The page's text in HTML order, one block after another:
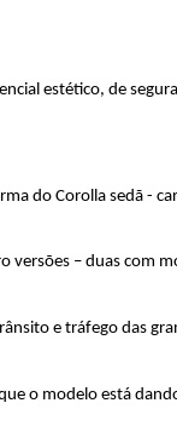
estético, de
do Corolla sedã -
– duas com
e tráfego das
o modelo está